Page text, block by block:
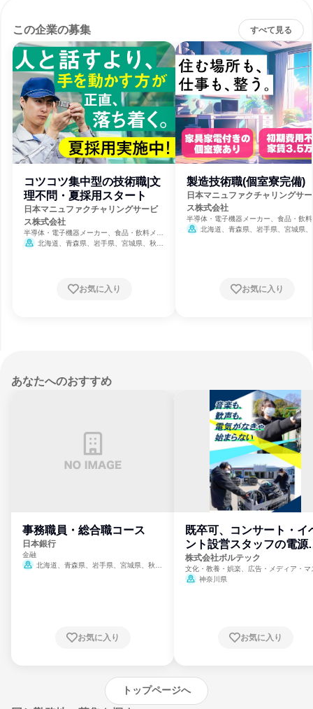
この企業の募集 すべて見る
コツコツ集中型の技術職|文
理不問・夏採用スタート
日本マニュファクチャリングサービ
ス株式会社
半導体・電子機器メーカー、食品・飲料メー
カー、人材派遣・職業紹介
北海道、青森県、岩手県、宮城県、秋田
野県、岐阜県、静岡県、愛知県、三重県、滋
賀県、京都府、大阪府、兵庫県、奈良県、和
お気に入り
製造技術職(個室寮完備)
日本マニュファクチャリングサ
ス株式会社
半導体・電子機器メーカー、食品・飲
カー、人材派遣・職業紹介
北海道、青森県、岩手県、宮城県
歌山県、鳥取県、島根県、岡山県、広
お気に入り
あなたへのおすすめ
事務職員・総合職コース
日本銀行
金融
北海道、青森県、岩手県、宮城県、秋田
崎県、熊本県、大分県、宮崎県、鹿児島県、
お気に入り
既卒可、コンサート・イ
ント設営スタッフの電源
門
株式会社ボルテック
文化・教養・娯楽、広告・メディア・マ
ミ、電力・ガス・水道・エネルギー
神奈川県
お気に入り
トップページへ